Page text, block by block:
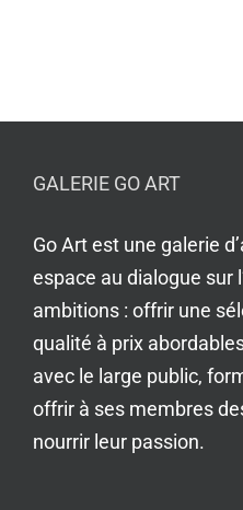
GALERIE GO ART
Go Art est une galerie
espace au dialogue sur
ambitions : offrir une
qualité à prix
avec le large public,
offrir à ses membres
nourrir leur passion.